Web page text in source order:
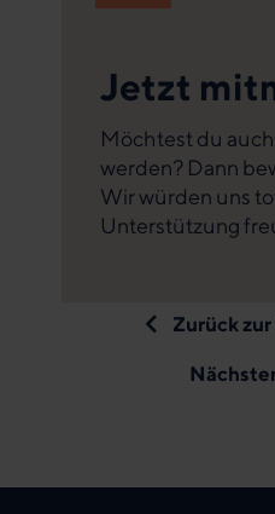
Jetzt
Möchtest du
werden? Dann
Wir würden uns
Unterstützung
Zurück